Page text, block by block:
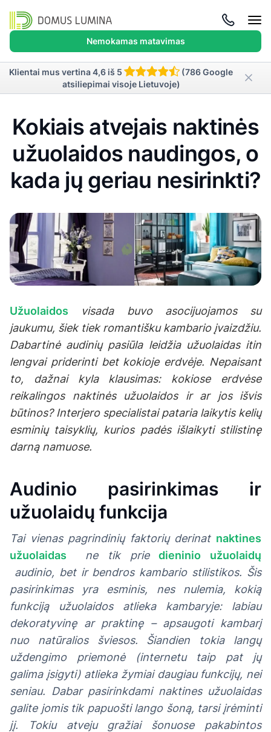
Nemokamas matavimas
Klientai mus vertina 4,6 iš 5
(786 Google
atsiliepimai visoje Lietuvoje)
Kokiais atvejais naktinės
užuolaidos naudingos, o
kada jų geriau nesirinkti?
Užuolaidos
visada buvo asocijuojamos su
jaukumu, šiek tiek romantišku kambario įvaizdžiu.
Dabartinė audinių pasiūla leidžia užuolaidas itin
lengvai priderinti bet kokioje erdvėje. Nepaisant
to, dažnai kyla klausimas: kokiose erdvėse
reikalingos naktinės užuolaidos ir ar jos išvis
būtinos? Interjero specialistai pataria laikytis kelių
esminių taisyklių, kurios padės išlaikyti stilistinę
darną namuose.
Audinio pasirinkimas ir
užuolaidų funkcija
Tai vienas pagrindinių faktorių derinat naktines
užuolaidas
ne tik priedieninio užuolaidų
audinio, bet ir bendros kambario stilistikos. Šis
pasirinkimas yra esminis, nes nulemia, kokią
funkciją užuolaidos atlieka kambaryje: labiau
dekoratyvinę ar praktinę – apsaugoti kambarį
nuo natūralios šviesos. Šiandien tokia langų
uždengimo priemonė (internetu taip pat jų
galima įsigyti) atlieka žymiai daugiau funkcijų, nei
seniau. Dabar pasirinkdami naktines užuolaidas
galite jomis tik papuošti lango šoną, tarsi įrėminti
jį. Tokiu atveju gražiai šonuose pakabintos